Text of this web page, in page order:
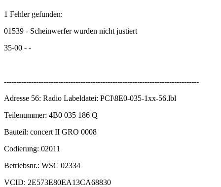
1 Fehler gefunden:
01539 - Scheinwerfer wurden nicht justiert
35-00 - -
-------------------------------------------------------------------------------
Adresse 56: Radio Labeldatei: PCI\8E0-035-1xx-56.lbl
Teilenummer: 4B0 035 186 Q
Bauteil: concert II GRO 0008
Codierung: 02011
Betriebsnr.: WSC 02334
VCID: 2E573E80EA13CA68830